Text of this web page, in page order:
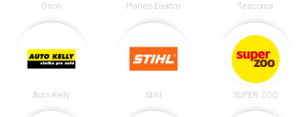
Orion Planeo Elektro Tescoma
Auto Kelly Stihl SUPER ZOO